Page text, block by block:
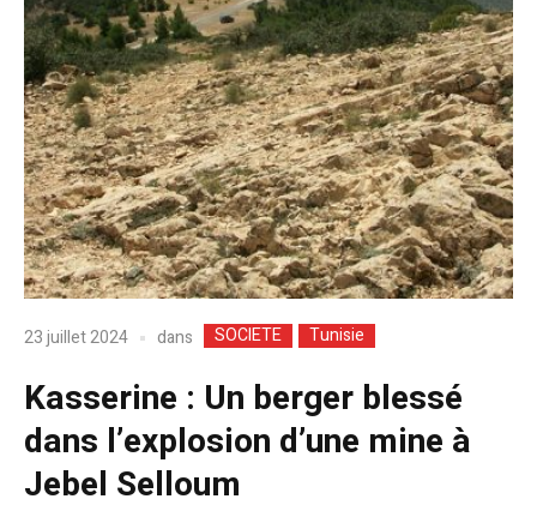
23 juillet 2024 dans SOCIETE Tunisie
Kasserine : Un berger blessé
dans l’explosion d’une mine à
Jebel Selloum